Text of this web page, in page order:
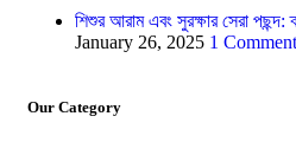
শিশুর আরাম এবং সুরক্ষার সেরা পছন্দ:
January 26, 2025 1 Comment
Our Category